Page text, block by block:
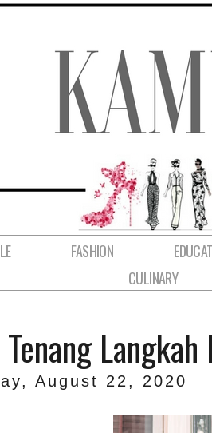
FASHION
CULINARY
August 22, 2020